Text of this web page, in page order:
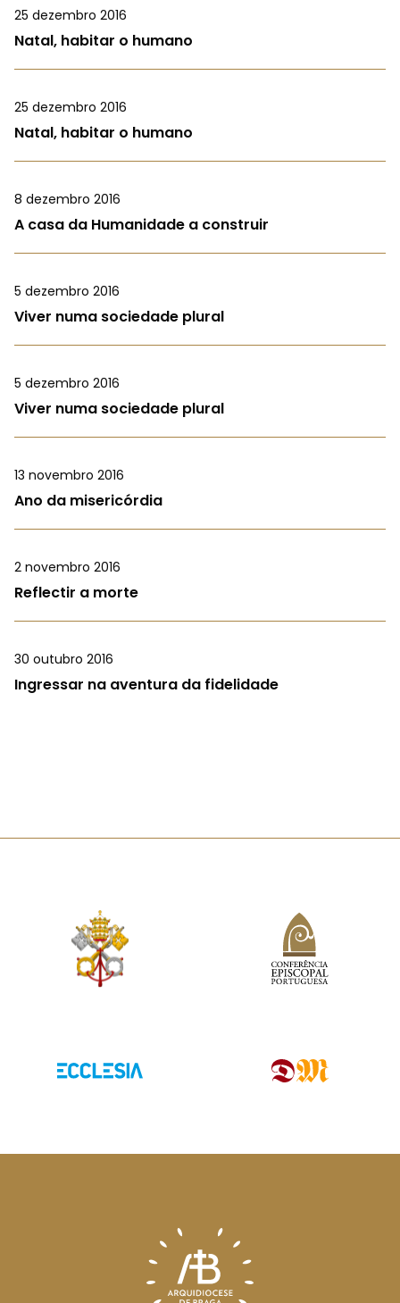
25 dezembro 2016
Natal, habitar o humano
25 dezembro 2016
Natal, habitar o humano
8 dezembro 2016
A casa da Humanidade a construir
5 dezembro 2016
Viver numa sociedade plural
5 dezembro 2016
Viver numa sociedade plural
13 novembro 2016
Ano da misericórdia
2 novembro 2016
Reflectir a morte
30 outubro 2016
Ingressar na aventura da fidelidade